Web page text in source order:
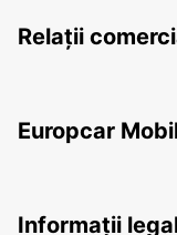
Relații
Europcar
Informații